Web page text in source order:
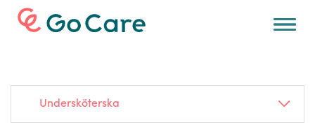
För arbetsgivare
Undersköterska